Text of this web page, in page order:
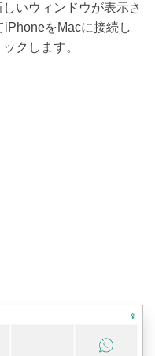
いウィンドウが表示さ
をMacに接続し
クします。